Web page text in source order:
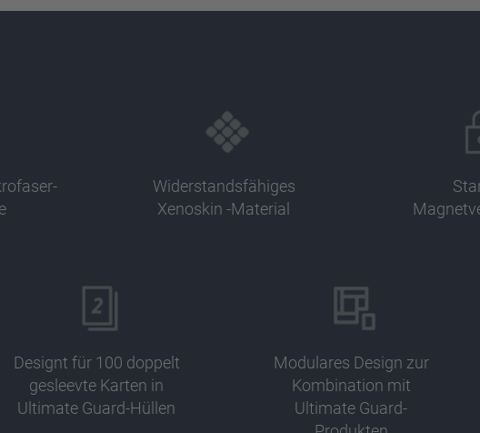
Widerstandsfähiges
Xenoskin -Material
Designt für 100 doppelt
gesleevte Karten in
Ultimate Guard-Hüllen
Modulares Design zur
Kombination mit
Ultimate Guard-